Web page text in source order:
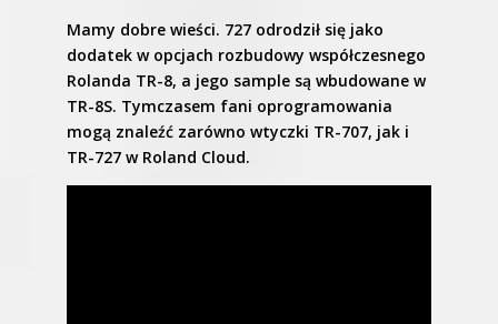
Mamy dobre wieści. 727 odrodził się jako
dodatek w opcjach rozbudowy współczesnego
Rolanda TR-8, a jego sample są wbudowane w
TR-8S. Tymczasem fani oprogramowania
mogą znaleźć zarówno wtyczki TR-707, jak i
TR-727 w Roland Cloud.